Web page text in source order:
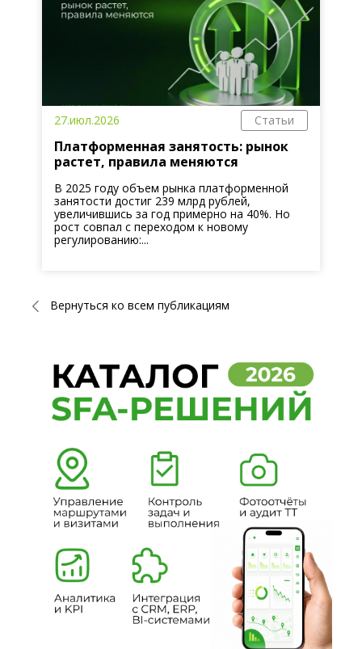
27.июл.2026 Статьи
Платформенная занятость: рынок
растет, правила меняются
В 2025 году объем рынка платформенной
занятости достиг 239 млрд рублей,
увеличившись за год примерно на 40%. Но
рост совпал с переходом к новому
регулированию:...
Вернуться ко всем публикациям